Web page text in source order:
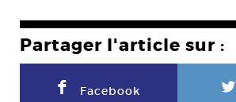
Partager l'article sur :
F Facebook L